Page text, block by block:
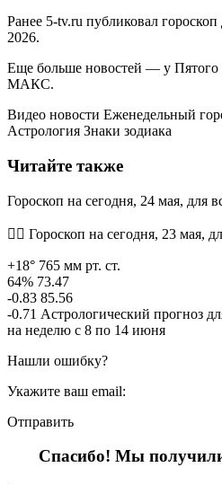
Ранее 5-tv.ru публиковал
2026.
Еще больше новостей — у Пятого
МАКС.
Видео новости Еженедельный
Астрология Знаки зодиака
Читайте также
Гороскоп на сегодня, 24 мая, для
🧙‍♀ Гороскоп на сегодня, 23 мая,
+18° 765 мм рт. ст.
64% 73.47
-0.83 85.56
-0.71 Астрологический прогноз
на неделю с 8 по 14 июня
Нашли ошибку?
Укажите ваш email:
Отправить
Спасибо! Мы